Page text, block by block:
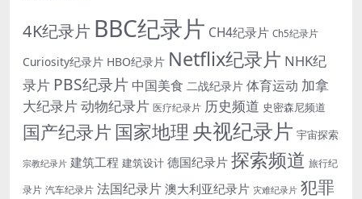
4K纪录片 BBC纪录片 CH4纪录片 Ch5纪录片
Curiosity纪录片 HBO纪录片 Netflix纪录片 NHK纪
录片 PBS纪录片 中国美食 二战纪录片 体育运动 加拿
大纪录片动物纪录片 医疗纪录片 历史频道 史密森尼频道
国产纪录片 国家地理 央视纪录片 宇宙探索
宗教纪录片 建筑工程 建筑设计 德国纪录片 探索频道 旅行纪
录片 汽车纪录片 法国纪录片 澳大利亚纪录片 灾难纪录片 犯罪